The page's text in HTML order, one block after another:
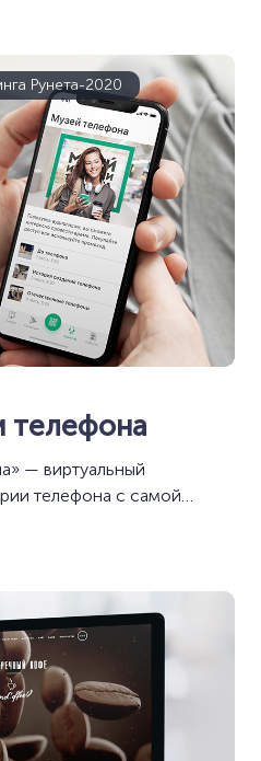
Рунета-2020
телефона
— виртуальный
телефона с самой